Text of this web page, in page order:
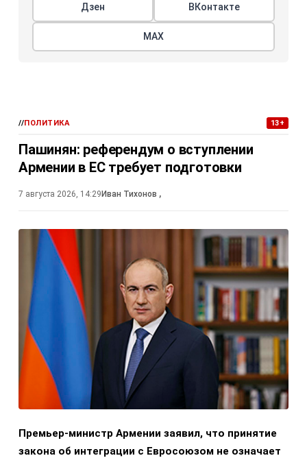
Дзен ВКонтакте
МАХ
//ПОЛИТИКА 13+
Пашинян: референдум о вступлении
Армении в ЕС требует подготовки
7 августа 2026, 14:29 Иван Тихонов ,
Премьер-министр Армении заявил, что принятие
закона об интеграции с Евросоюзом не означает